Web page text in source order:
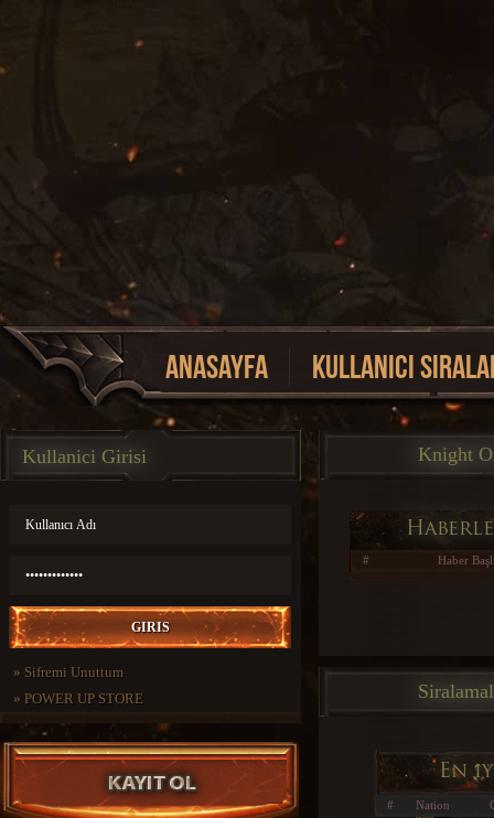
Anasayfa Kullanici
Kullanici Girisi
» Sifremi Unuttum
» POWER UP STORE
Knight
# Haber
En
# Nation